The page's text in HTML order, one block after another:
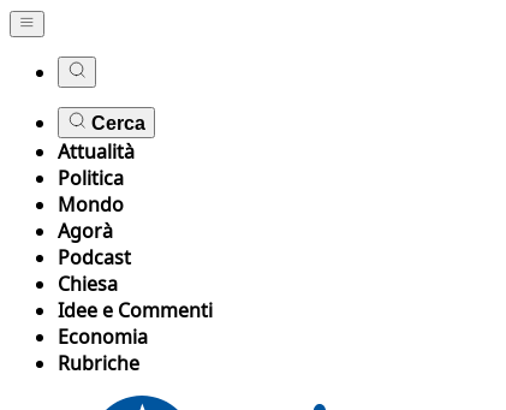
Cerca
Attualità
Politica
Mondo
Agorà
Podcast
Chiesa
Idee e Commenti
Economia
Rubriche